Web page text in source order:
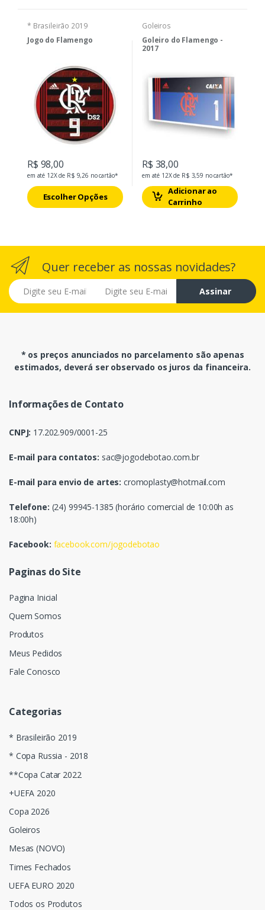
* Brasileirão 2019
Jogo do Flamengo
R$ 98,00
em até 12X de R$ 9,26 no cartão*
Escolher Opções
Goleiros
Goleiro do Flamengo -
2017
R$ 38,00
em até 12X de R$ 3,59 no cartão*
Adicionar ao
Carrinho
Quer receber as nossas novidades?
E-mail
Assinar
* os preços anunciados no parcelamento são apenas
estimados, deverá ser observado os juros da financeira.
Informações de Contato
CNPJ: 17.202.909/0001-25
E-mail para contatos: sac@jogodebotao.com.br
E-mail para envio de artes: cromoplasty@hotmail.com
Telefone: (24) 99945-1385 (horário comercial de 10:00h as
18:00h)
Facebook: facebook.com/jogodebotao
Paginas do Site
Pagina Inicial
Quem Somos
Produtos
Meus Pedidos
Fale Conosco
Categorias
* Brasileirão 2019
* Copa Russia - 2018
**Copa Catar 2022
+UEFA 2020
Copa 2026
Goleiros
Mesas (NOVO)
Times Fechados
UEFA EURO 2020
Todos os Produtos